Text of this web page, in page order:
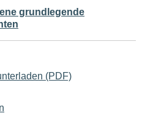
grundlegende
(PDF)